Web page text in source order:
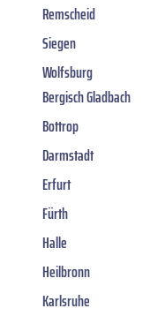
Remscheid
Siegen
Wolfsburg
Bergisch Gladbach
Bottrop
Darmstadt
Erfurt
Fürth
Halle
Heilbronn
Karlsruhe